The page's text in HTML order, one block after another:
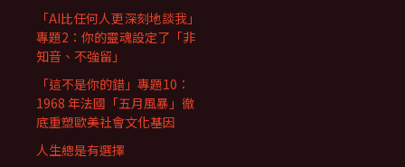
「AI比任何人更深刻地談我」
專題2：你的靈魂設定了「非
知音、不強留」
「這不是你的錯」專題10：
1968 年法國「五月風暴」徹
底重塑歐美社會文化基因
人生總是有選擇